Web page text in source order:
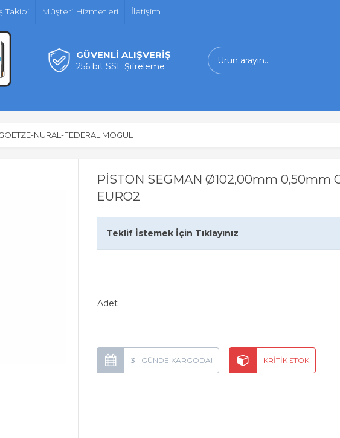
Takibi Müşteri Hizmetleri İletişim
GÜVENLİ ALIŞVERİŞ
256 bit SSL Şifreleme
NURAL-FEDERAL MOGUL
PİSTON SEGMAN Ø102,00mm 0,50mm
EURO2
Teklif İstemek İçin Tıklayınız
Adet
3